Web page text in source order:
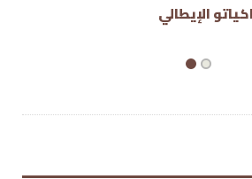
الإيطالي